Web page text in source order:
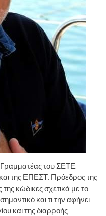
του ΣΕΤΕ,
και της ΕΠΕΣΤ, Πρόεδρος της
κώδικες σχετικά με το
και τι την αφήνει
και της διαρροής